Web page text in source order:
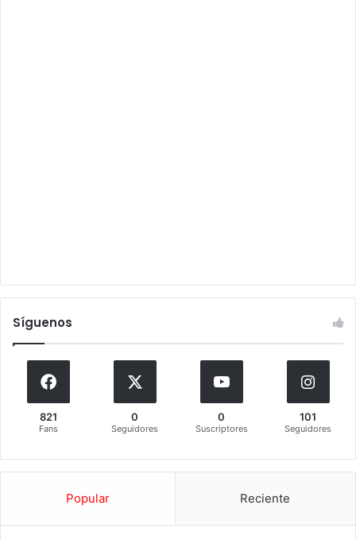
Síguenos
821
Fans
0
Seguidores
0
Suscriptores
101
Seguidores
Popular Reciente